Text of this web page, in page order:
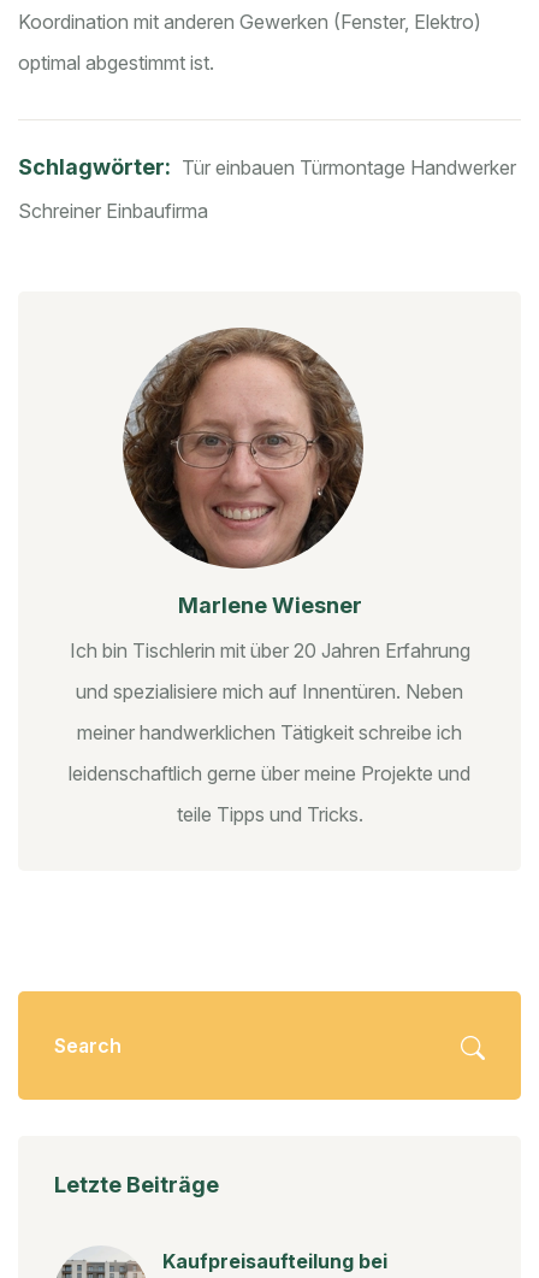
Koordination mit anderen Gewerken (Fenster, Elektro)
optimal abgestimmt ist.
Schlagwörter: Tür einbauen Türmontage Handwerker
Schreiner Einbaufirma
Marlene Wiesner
Ich bin Tischlerin mit über 20 Jahren Erfahrung
und spezialisiere mich auf Innentüren. Neben
meiner handwerklichen Tätigkeit schreibe ich
leidenschaftlich gerne über meine Projekte und
teile Tipps und Tricks.
Letzte Beiträge
Kaufpreisaufteilung bei